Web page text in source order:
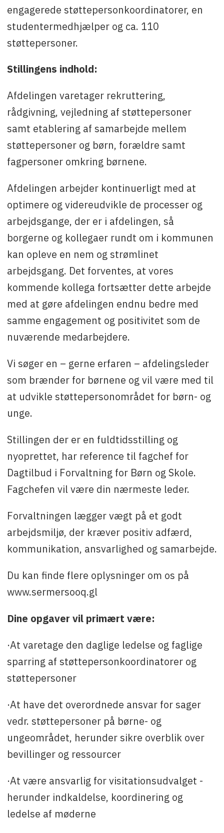
engagerede støttepersonkoordinatorer, en
studentermedhjælper og ca. 110
støttepersoner.
Stillingens indhold:
Afdelingen varetager rekruttering,
rådgivning, vejledning af støttepersoner
samt etablering af samarbejde mellem
støttepersoner og børn, forældre samt
fagpersoner omkring børnene.
Afdelingen arbejder kontinuerligt med at
optimere og videreudvikle de processer og
arbejdsgange, der er i afdelingen, så
borgerne og kollegaer rundt om i kommunen
kan opleve en nem og strømlinet
arbejdsgang. Det forventes, at vores
kommende kollega fortsætter dette arbejde
med at gøre afdelingen endnu bedre med
samme engagement og positivitet som de
nuværende medarbejdere.
Vi søger en – gerne erfaren – afdelingsleder
som brænder for børnene og vil være med til
at udvikle støttepersonområdet for børn- og
unge.
Stillingen der er en fuldtidsstilling og
nyoprettet, har reference til fagchef for
Dagtilbud i Forvaltning for Børn og Skole.
Fagchefen vil være din nærmeste leder.
Forvaltningen lægger vægt på et godt
arbejdsmiljø, der kræver positiv adfærd,
kommunikation, ansvarlighed og samarbejde.
Du kan finde flere oplysninger om os på
www.sermersooq.gl
Dine opgaver vil primært være:
·At varetage den daglige ledelse og faglige
sparring af støttepersonkoordinatorer og
støttepersoner
·At have det overordnede ansvar for sager
vedr. støttepersoner på børne- og
ungeområdet, herunder sikre overblik over
bevillinger og ressourcer
·At være ansvarlig for visitationsudvalget -
herunder indkaldelse, koordinering og
ledelse af møderne